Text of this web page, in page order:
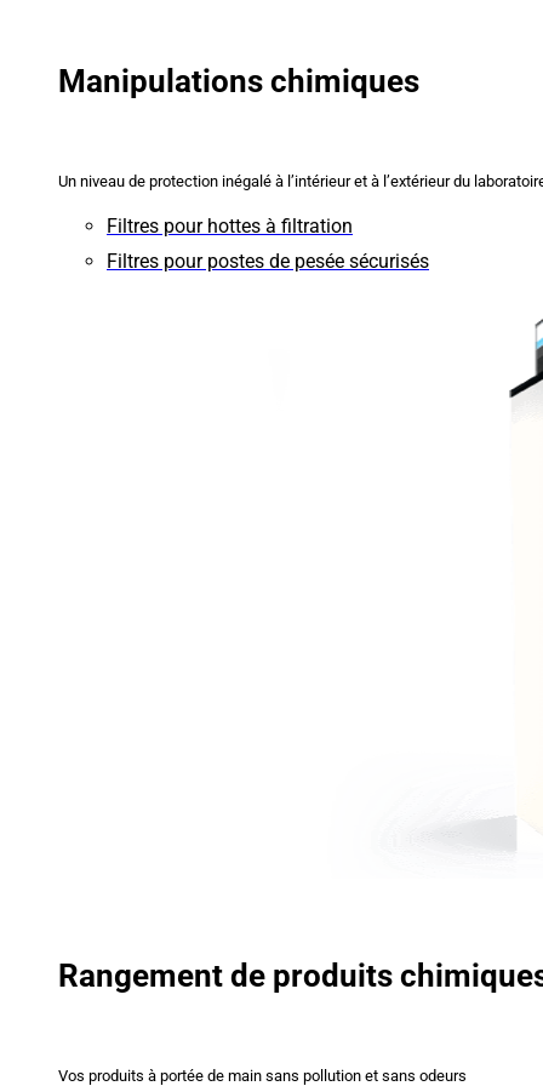
Manipulations chimiques
Un niveau de protection inégalé à l’intérieur et à l’extérieur du
Filtres pour hottes à filtration
Filtres pour postes de pesée sécurisés
Rangement de produits
Vos produits à portée de main sans pollution et sans odeurs